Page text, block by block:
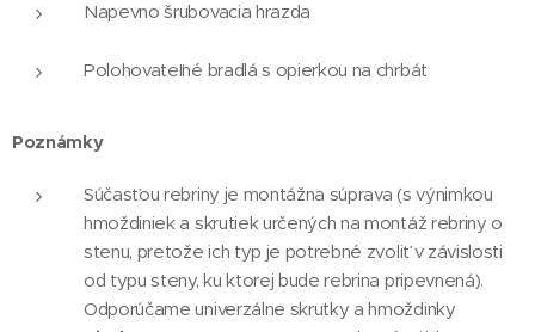
Napevno šrubovacia hrazda
Polohovateľné bradlá s opierkou na chrbát
Poznámky
Súčasťou rebriny je montážna súprava (s výnimkou
hmoždiniek a skrutiek určených na montáž rebriny o
stenu, pretože ich typ je potrebné zvoliť v závislosti
od typu steny, ku ktorej bude rebrina pripevnená).
Odporúčame univerzálne skrutky a hmoždinky